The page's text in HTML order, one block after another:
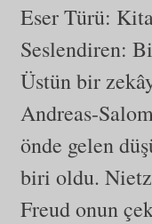
Eser Türü:
Seslendiren:
Üstün bir
Andreas-
önde gelen
biri oldu.
Freud onun